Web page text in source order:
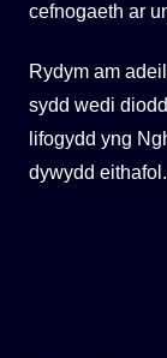
cefnogaeth ar
Rydym am
sydd wedi
lifogydd yng
dywydd eithafol.